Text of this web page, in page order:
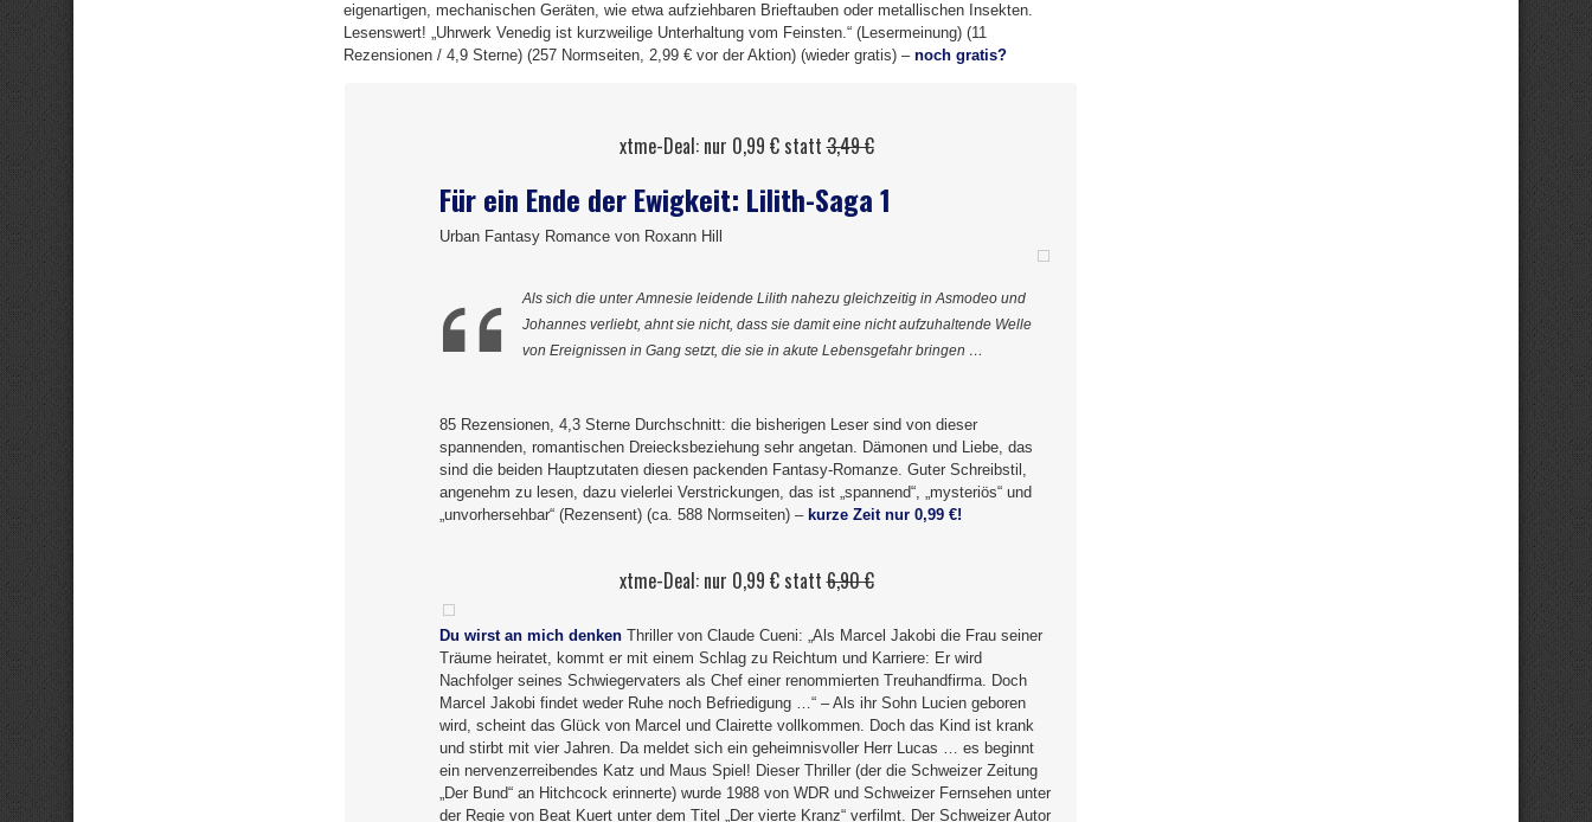
eigenartigen, mechanischen Geräten, wie etwa aufziehbaren Brieftauben oder metallischen Insekten.
Lesenswert! „Uhrwerk Venedig ist kurzweilige Unterhaltung vom Feinsten.“ (Lesermeinung) (11
Rezensionen / 4,9 Sterne) (257 Normseiten, 2,99 € vor der Aktion) (wieder gratis) – noch gratis?
xtme-Deal: nur 0,99 € statt3,49 €
Für ein Ende der Ewigkeit: Lilith-Saga 1
Urban Fantasy Romance von Roxann Hill
Als sich die unter Amnesie leidende Lilith nahezu gleichzeitig in Asmodeo und
Johannes verliebt, ahnt sie nicht, dass sie damit eine nicht aufzuhaltende Welle
von Ereignissen in Gang setzt, die sie in akute Lebensgefahr bringen …
85 Rezensionen, 4,3 Sterne Durchschnitt: die bisherigen Leser sind von dieser
spannenden, romantischen Dreiecksbeziehung sehr angetan. Dämonen und Liebe, das
sind die beiden Hauptzutaten diesen packenden Fantasy-Romanze. Guter Schreibstil,
angenehm zu lesen, dazu vielerlei Verstrickungen, das ist „spannend“, „mysteriös“ und
„unvorhersehbar“ (Rezensent) (ca. 588 Normseiten) – kurze Zeit nur 0,99 €!
xtme-Deal: nur 0,99 € statt6,90 €
Du wirst an mich denken Thriller von Claude Cueni: „Als Marcel Jakobi die Frau seiner
Träume heiratet, kommt er mit einem Schlag zu Reichtum und Karriere: Er wird
Nachfolger seines Schwiegervaters als Chef einer renommierten Treuhandfirma. Doch
Marcel Jakobi findet weder Ruhe noch Befriedigung …“ – Als ihr Sohn Lucien geboren
wird, scheint das Glück von Marcel und Clairette vollkommen. Doch das Kind ist krank
und stirbt mit vier Jahren. Da meldet sich ein geheimnisvoller Herr Lucas … es beginnt
ein nervenzerreibendes Katz und Maus Spiel! Dieser Thriller (der die Schweizer Zeitung
„Der Bund“ an Hitchcock erinnerte) wurde 1988 von WDR und Schweizer Fernsehen unter
der Regie von Beat Kuert unter dem Titel „Der vierte Kranz“ verfilmt. Der Schweizer Autor